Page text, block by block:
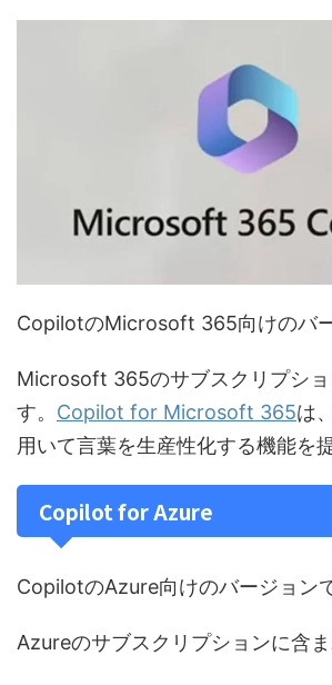
CopilotのMicrosoft 365向けのバー
Microsoft 365のサブスクリプショ
す。 Copilot for Microsoft 365は
用いて言葉を生産性化する機能を
Copilot for Azure
CopilotのAzure向けのバージョン
Azureのサブスクリプションに含ま